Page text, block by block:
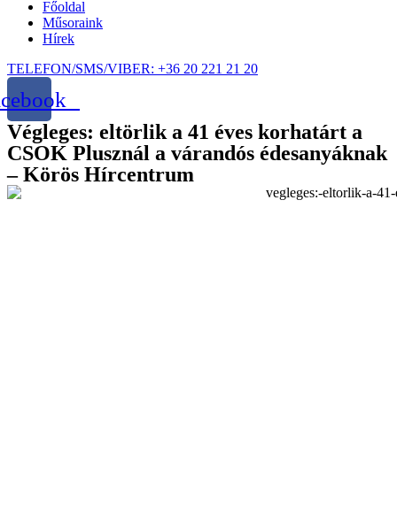
Főoldal
Műsoraink
Hírek
TELEFON/SMS/VIBER: +36 20 221 21 20
Végleges: eltörlik a 41 éves korhatárt a
CSOK Plusznál a várandós édesanyáknak
– Körös Hírcentrum